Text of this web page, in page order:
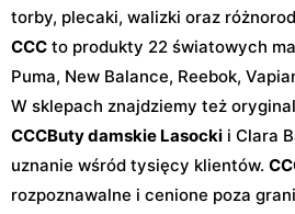
torby, plecaki, walizki oraz
CCC to produkty 22 światowych
Puma, New Balance, Reebok,
W sklepach znajdziemy też
CCCButy damskie Lasocki i Clara
uznanie wśród tysięcy klientów.
rozpoznawalne i cenione poza